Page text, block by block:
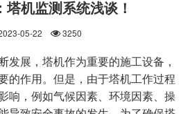
塔机监测系统浅谈！
05-22 3250
展，塔机作为重要的施工设备，
的作用。但是，由于塔机工作过程
响，例如气候因素、环境因素、操